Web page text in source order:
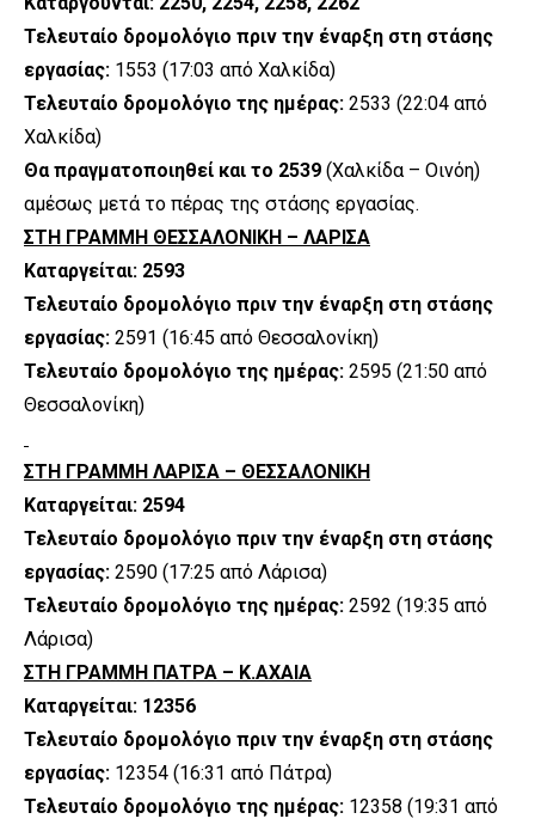
Τελευταίο δρομολόγιο πριν την έναρξη στη στάσης
εργασίας: 1553 (17:03 από Χαλκίδα)
Τελευταίο δρομολόγιο της ημέρας: 2533 (22:04 από
Χαλκίδα)
Θα πραγματοποιηθεί και το 2539 (Χαλκίδα – Οινόη)
αμέσως μετά το πέρας της στάσης εργασίας.
ΣΤΗ ΓΡΑΜΜΗ ΘΕΣΣΑΛΟΝΙΚΗ – ΛΑΡΙΣΑ
Καταργείται: 2593
Τελευταίο δρομολόγιο πριν την έναρξη στη στάσης
εργασίας: 2591 (16:45 από Θεσσαλονίκη)
Τελευταίο δρομολόγιο της ημέρας: 2595 (21:50 από
Θεσσαλονίκη)
ΣΤΗ ΓΡΑΜΜΗ ΛΑΡΙΣΑ – ΘΕΣΣΑΛΟΝΙΚΗ
Καταργείται: 2594
Τελευταίο δρομολόγιο πριν την έναρξη στη στάσης
εργασίας: 2590 (17:25 από Λάρισα)
Τελευταίο δρομολόγιο της ημέρας: 2592 (19:35 από
Λάρισα)
ΣΤΗ ΓΡΑΜΜΗ ΠΑΤΡΑ – Κ.ΑΧΑΙΑ
Καταργείται: 12356
Τελευταίο δρομολόγιο πριν την έναρξη στη στάσης
εργασίας: 12354 (16:31 από Πάτρα)
Τελευταίο δρομολόγιο της ημέρας: 12358 (19:31 από